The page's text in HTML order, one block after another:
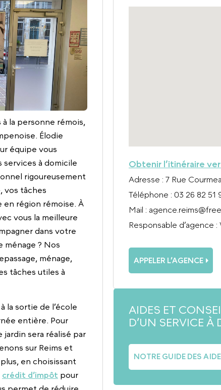
la personne rémois,
Élodie
équipe vous
à domicile
rigoureusement
vos tâches
région rémoise. À
vous la meilleure
dans votre
ménage ? Nos
ménage,
tâches utiles à
la sortie de l’école
entière. Pour
sera réalisé par
sur Reims et
en choisissant
crédit d’impôt pour
Obtenir l’itinéraire
Adresse : 7 Rue
Téléphone : 03 26 82 51
Mail :
Responsable d’agence :
APPELER L’AGENCE
AIDES ET
D’UN SERVICE À
NOTRE GUIDE DES